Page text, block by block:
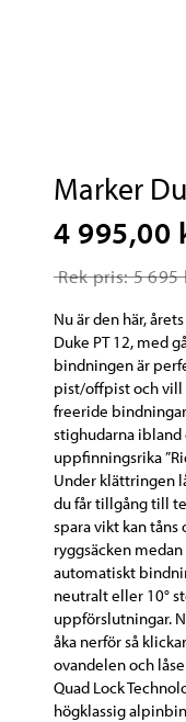
Marker
4 995,00
Rek pris: 5 695
Nu är den här,
Duke PT 12, med
bindningen är
pist/offpist och vill
freeride
stighudarna ibland
uppfinningsrika
Under klättringen
du får tillgång till
spara vikt kan tåns
ryggsäcken
automatiskt
neutralt eller 10°
uppförslutningar.
åka nerför så
ovandelen och
Quad Lock
högklassig